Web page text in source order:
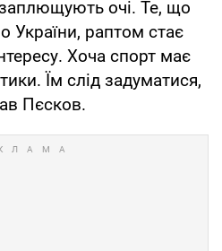
заплющують очі. Те, що
України, раптом стає
Хоча спорт має
Їм слід задуматися,
Пєсков.